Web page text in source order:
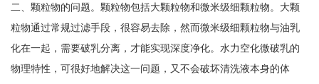
二、颗粒物的问题。颗粒物包括大颗粒物和微米级细颗粒物。大颗
粒物通过常规过滤手段，很容易去除，然而微米级细颗粒物与油乳
化在一起，需要破乳分离，才能实现深度净化。水力空化微破乳的
物理特性，可很好地解决这一问题，又不会破坏清洗液本身的体